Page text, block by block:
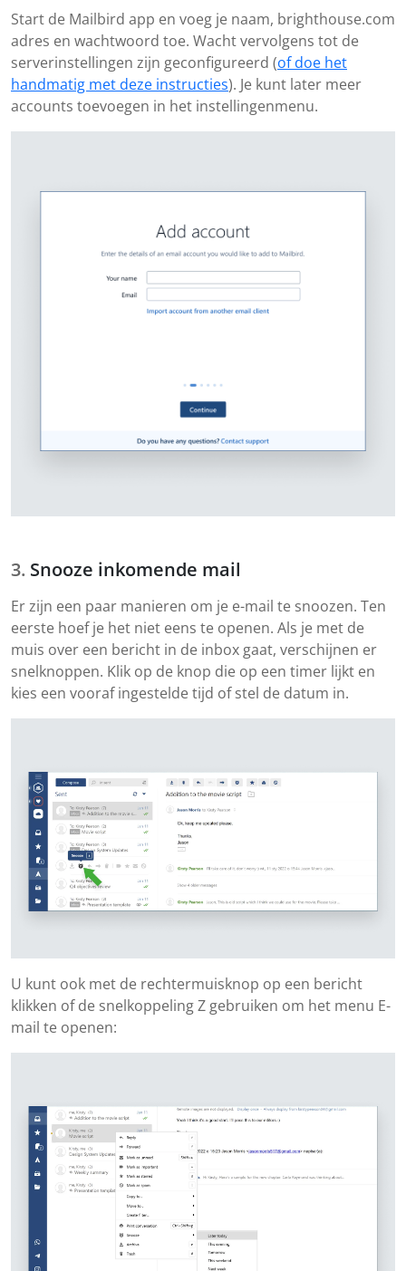
Start de Mailbird app en voeg je naam, brighthouse.com
adres en wachtwoord toe. Wacht vervolgens tot de
serverinstellingen zijn geconfigureerd (of doe het
handmatig met deze instructies). Je kunt later meer
accounts toevoegen in het instellingenmenu.
Snooze inkomende mail
Er zijn een paar manieren om je e-mail te snoozen. Ten
eerste hoef je het niet eens te openen. Als je met de
muis over een bericht in de inbox gaat, verschijnen er
snelknoppen. Klik op de knop die op een timer lijkt en
kies een vooraf ingestelde tijd of stel de datum in.
U kunt ook met de rechtermuisknop op een bericht
klikken of de snelkoppeling Z gebruiken om het menu E-
mail te openen: